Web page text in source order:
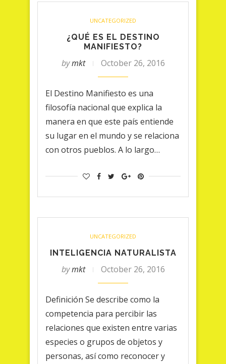
UNCATEGORIZED
¿QUÉ ES EL DESTINO
MANIFIESTO?
bymkt October 26, 2016
El Destino Manifiesto es una
filosofía nacional que explica la
manera en que este país entiende
su lugar en el mundo y se relaciona
con otros pueblos. A lo largo…
UNCATEGORIZED
INTELIGENCIA NATURALISTA
bymkt October 26, 2016
Definición Se describe como la
competencia para percibir las
relaciones que existen entre varias
especies o grupos de objetos y
personas, así como reconocer y